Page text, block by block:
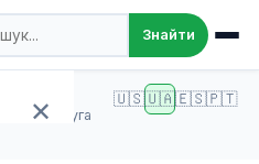
Знайти
✕Друга
🇺🇸🇺🇦🇪🇸🇵🇹